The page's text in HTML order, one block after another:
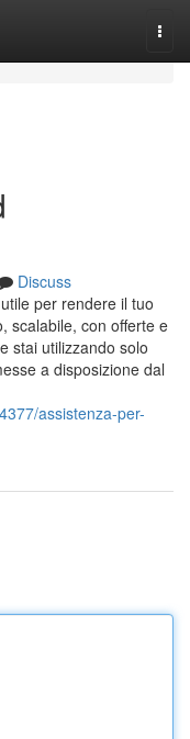
Discuss
per rendere il tuo
scalabile, con offerte e
stai utilizzando solo
a disposizione dal
assistenza-per-